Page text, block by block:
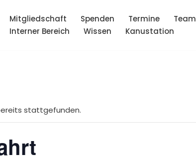
Mitgliedschaft Spenden Termine Team
Interner Bereich
Wissen Kanustation
stattgefunden.